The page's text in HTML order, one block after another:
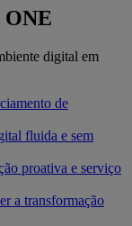
ONE
digital em
de
fluida e sem
proativa e serviço
a transformação